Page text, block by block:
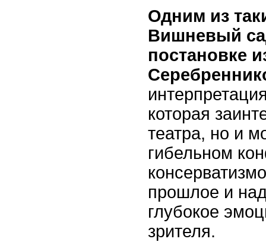
Одним из
Вишневый
постановке
которая
театра, но и
гибельном
прошлое и
глубокое
зрителя.